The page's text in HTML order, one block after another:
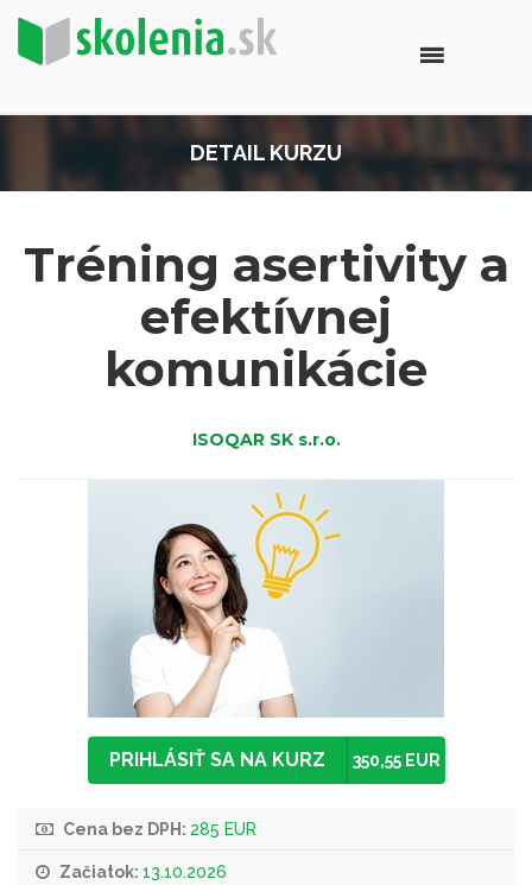
DETAIL KURZU
Tréning asertivity a
efektívnej
komunikácie
ISOQAR SK s.r.o.
PRIHLÁSIŤ SA NA KURZ 350,55 EUR
Cena bez DPH: 285 EUR
Začiatok: 13.10.2026